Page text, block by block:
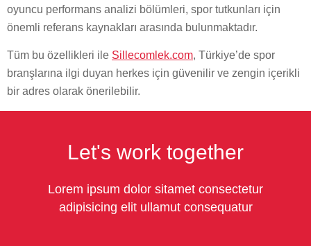
oyuncu performans analizi bölümleri, spor tutkunları için
önemli referans kaynakları arasında bulunmaktadır.
Tüm bu özellikleri ile Sillecomlek.com, Türkiye’de spor
branşlarına ilgi duyan herkes için güvenilir ve zengin içerikli
bir adres olarak önerilebilir.
Let's work together
Lorem ipsum dolor sitamet consectetur
adipisicing elit ullamut consequatur